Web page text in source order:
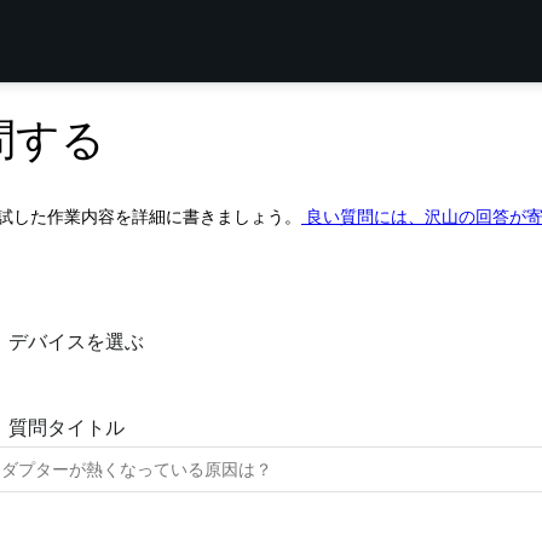
する
した作業内容を詳細に書きましょう。 良い質問には、沢山の回答が
デバイスを選ぶ
質問タイトル